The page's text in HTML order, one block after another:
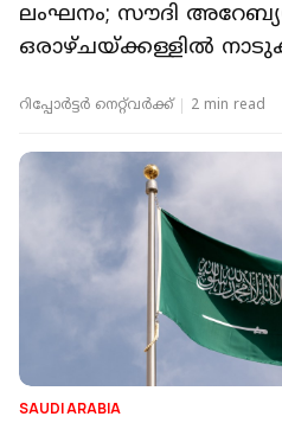
ലംഘനം; സൗദി
ഒരാഴ്ചയ്ക്കള്ളിൽ
റിപ്പോർട്ടർ നെറ്റ്‌വര്‍ക്ക്‌ 2 min read
SAUDI ARABIA